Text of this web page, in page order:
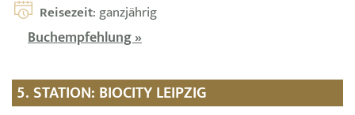
Reisezeit: ganzjährig
Buchempfehlung »
5. STATION: BIOCITY LEIPZIG